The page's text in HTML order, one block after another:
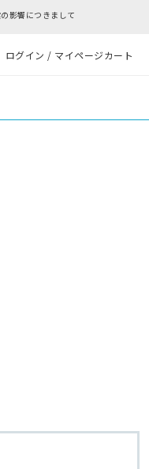
きまして
ログイン / マイページカート